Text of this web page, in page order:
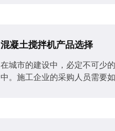
混凝土搅拌机产品选择
在城市的建设中，必定不可少
中。施工企业的采购人员需要